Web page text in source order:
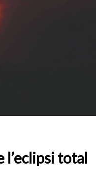
l’eclipsi total